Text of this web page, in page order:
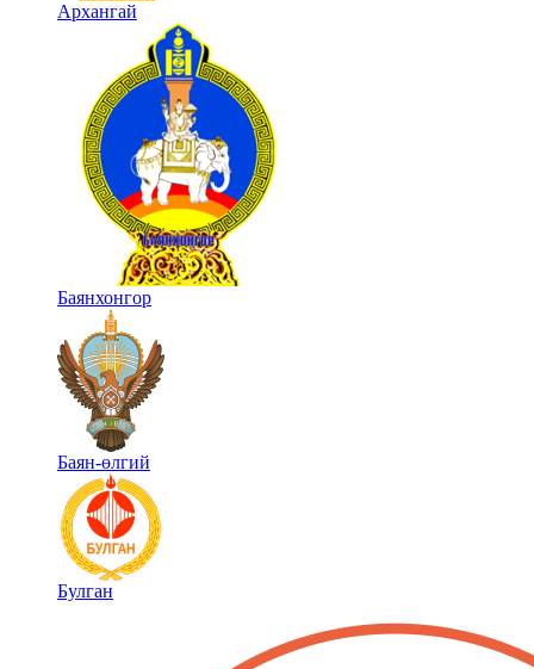
Архангай
Баянхонгор
Баян-өлгий
Булган